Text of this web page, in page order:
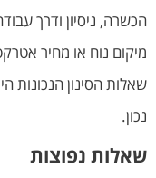
הכשרה, ניסיון ודרך
מיקום נוח או מחיר
שאלות הסינון הנכונות
נכון.
שאלות נפוצות